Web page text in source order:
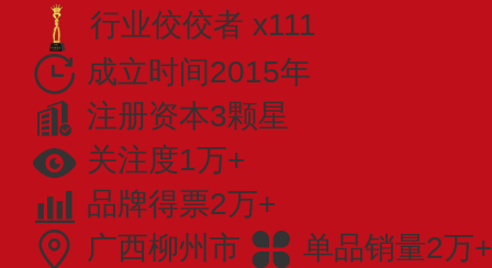
行业佼佼者 x111
成立时间2015年
注册资本3颗星
关注度1万+
品牌得票2万+
广西柳州市
单品销量2万+